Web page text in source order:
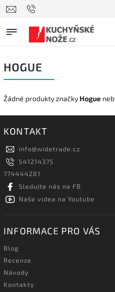
HOGUE
Žádné produkty značky Hogue
KONTAKT
info@widetrade.cz
541214375
774444281
Sledujte nás na FB
Naše videa na Youtube
INFORMACE PRO VÁS
Blog
Recenze
Návody
Kontakty